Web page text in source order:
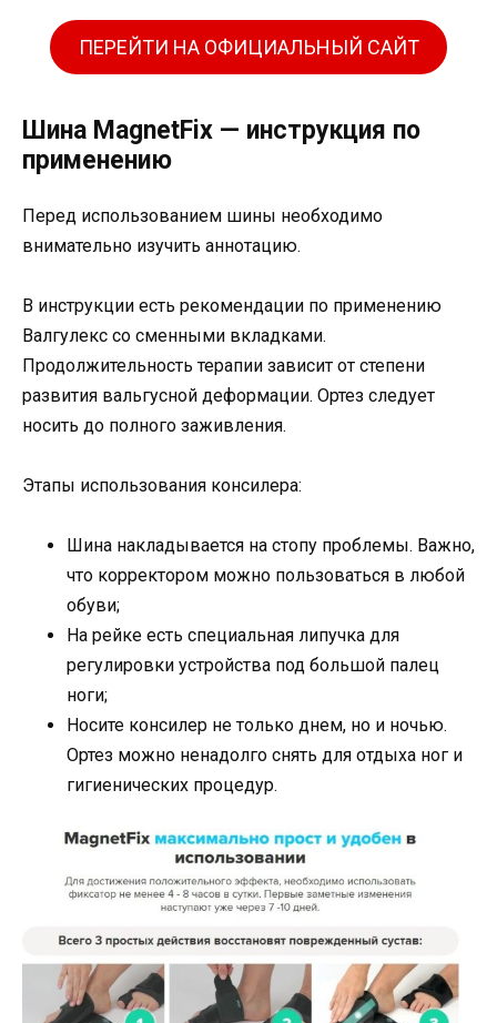
ПЕРЕЙТИ НА ОФИЦИАЛЬНЫЙ САЙТ
Шина MagnetFix — инструкция по
применению
Перед использованием шины необходимо
внимательно изучить аннотацию.
В инструкции есть рекомендации по применению
Валгулекс со сменными вкладками.
Продолжительность терапии зависит от степени
развития вальгусной деформации. Ортез следует
носить до полного заживления.
Этапы использования консилера:
Шина накладывается на стопу проблемы. Важно,
что корректором можно пользоваться в любой
обуви;
На рейке есть специальная липучка для
регулировки устройства под большой палец
ноги;
Носите консилер не только днем, но и ночью.
Ортез можно ненадолго снять для отдыха ног и
гигиенических процедур.